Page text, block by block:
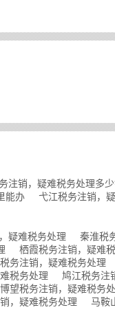
注销，疑难税务处理多
能办
弋江税务注销，
疑难税务处理
秦淮税
栖霞税务注销，疑难
务注销，疑难税务处理
税务处理
鸠江税务注
博望税务注销，疑难税务
，疑难税务处理
马鞍